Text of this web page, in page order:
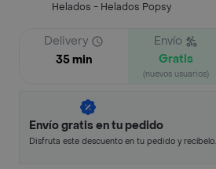
Helados - Helados Popsy
Delivery
35 min
Envío
Gratis
(nuevos usuarios)
Envío gratis en tu pedido
Disfruta este descuento en tu pedido y recíbelo